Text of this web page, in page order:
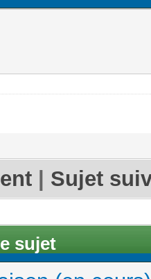
Sujet
sujet